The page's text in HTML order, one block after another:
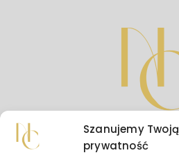
Szanujemy Twoją
prywatność